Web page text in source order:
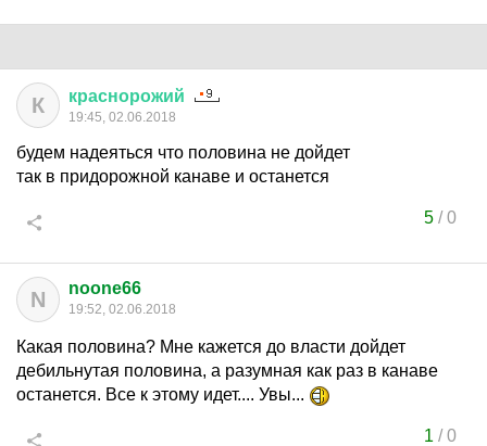
К краснорожий
19:45, 02.06.2018
будем надеяться что половина не дойдет
так в придорожной канаве и останется
5/0
N noone66
19:52, 02.06.2018
Какая половина? Мне кажется до власти дойдет
дебильнутая половина, а разумная как раз в канаве
останется. Все к этому идет.... Увы...
1 /0